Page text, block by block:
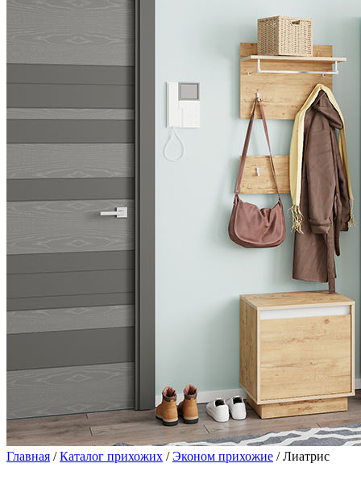
Главная /Каталог прихожих /Эконом прихожие / Лиатрис